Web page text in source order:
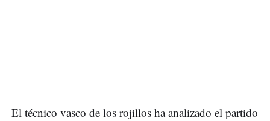
El técnico vasco de los rojillos ha analizado el partido